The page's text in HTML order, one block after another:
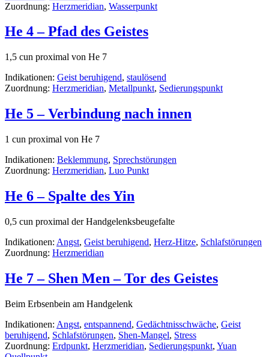
Zuordnung: Herzmeridian, Wasserpunkt
He 4 – Pfad des Geistes
1,5 cun proximal von He 7
Indikationen: Geist beruhigend, staulösend
Zuordnung: Herzmeridian, Metallpunkt, Sedierungspunkt
He 5 – Verbindung nach innen
1 cun proximal von He 7
Indikationen: Beklemmung, Sprechstörungen
Zuordnung: Herzmeridian, Luo Punkt
He 6 – Spalte des Yin
0,5 cun proximal der Handgelenksbeugefalte
Indikationen: Angst, Geist beruhigend, Herz-Hitze, Schlafstörungen
Zuordnung: Herzmeridian
He 7 – Shen Men – Tor des Geistes
Beim Erbsenbein am Handgelenk
Indikationen: Angst, entspannend, Gedächtnisschwäche, Geist
beruhigend, Schlafstörungen, Shen-Mangel, Stress
Zuordnung: Erdpunkt, Herzmeridian, Sedierungspunkt, Yuan